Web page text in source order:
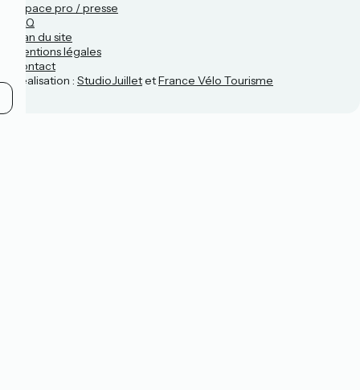
Espace pro / presse
FAQ
Plan du site
Mentions légales
Contact
Réalisation : StudioJuilletetFrance Vélo Tourisme